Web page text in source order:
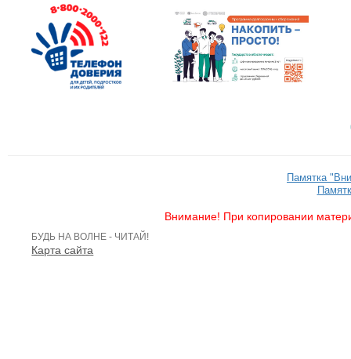
Памятка
Внимание! При копировании
БУДЬ НА ВОЛНЕ - ЧИТАЙ!
Карта сайта